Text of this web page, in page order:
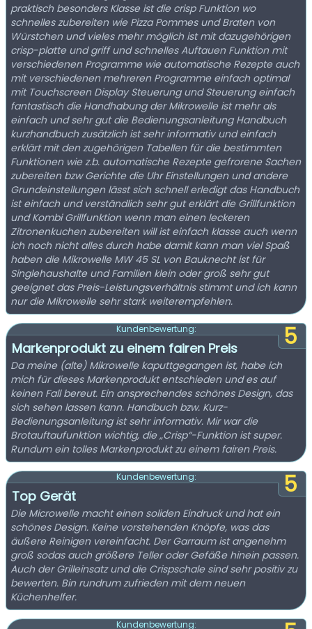
praktisch besonders Klasse ist die crisp Funktion wo
schnelles zubereiten wie Pizza Pommes und Braten von
Würstchen und vieles mehr möglich ist mit dazugehörigen
crisp-platte und griff und schnelles Auftauen Funktion mit
verschiedenen Programme wie automatische Rezepte auch
mit verschiedenen mehreren Programme einfach optimal
mit Touchscreen Display Steuerung und Steuerung einfach
fantastisch die Handhabung der Mikrowelle ist mehr als
einfach und sehr gut die Bedienungsanleitung Handbuch
kurzhandbuch zusätzlich ist sehr informativ und einfach
erklärt mit den zugehörigen Tabellen für die bestimmten
Funktionen wie z.b. automatische Rezepte gefrorene Sachen
zubereiten bzw Gerichte die Uhr Einstellungen und andere
Grundeinstellungen lässt sich schnell erledigt das Handbuch
ist einfach und verständlich sehr gut erklärt die Grillfunktion
und Kombi Grillfunktion wenn man einen leckeren
Zitronenkuchen zubereiten will ist einfach klasse auch wenn
ich noch nicht alles durch habe damit kann man viel Spaß
haben die Mikrowelle MW 45 SL von Bauknecht ist für
Singlehaushalte und Familien klein oder groß sehr gut
geeignet das Preis-Leistungsverhältnis stimmt und ich kann
nur die Mikrowelle sehr stark weiterempfehlen.
5
Kundenbewertung:
Markenprodukt zu einem fairen Preis
Da meine (alte) Mikrowelle kaputtgegangen ist, habe ich
mich für dieses Markenprodukt entschieden und es auf
keinen Fall bereut. Ein ansprechendes schönes Design, das
sich sehen lassen kann. Handbuch bzw. Kurz-
Bedienungsanleitung ist sehr informativ. Mir war die
Brotauftaufunktion wichtig, die „Crisp“-Funktion ist super.
Rundum ein tolles Markenprodukt zu einem fairen Preis.
5
Kundenbewertung:
Top Gerät
Die Microwelle macht einen soliden Eindruck und hat ein
schönes Design. Keine vorstehenden Knöpfe, was das
äußere Reinigen vereinfacht. Der Garraum ist angenehm
groß sodas auch größere Teller oder Gefäße hinein passen.
Auch der Grilleinsatz und die Crispschale sind sehr positiv zu
bewerten. Bin rundrum zufrieden mit dem neuen
Küchenhelfer.
Kundenbewertung: